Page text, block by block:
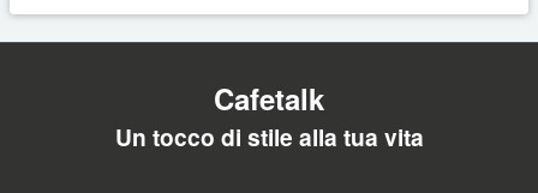
Cafetalk
Un tocco di stile alla tua vita